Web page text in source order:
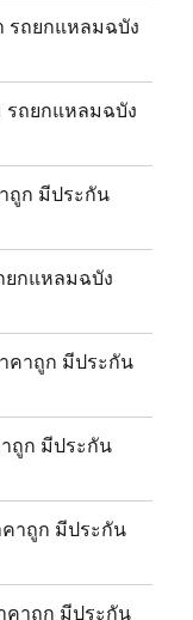
รถยกแหลมฉบัง
รถยกแหลมฉบัง
ถูก มีประกัน
ยกแหลมฉบัง
คาถูก มีประกัน
ถูก มีประกัน
าถูก มีประกัน
คาถูก มีประกัน